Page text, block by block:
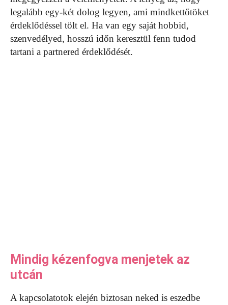
legalább egy-két dolog legyen, ami mindkettőtöket
érdeklődéssel tölt el. Ha van egy saját hobbid,
szenvedélyed, hosszú időn keresztül fenn tudod
tartani a partnered érdeklődését.
Mindig kézenfogva menjetek az
utcán
A kapcsolatotok elején biztosan neked is eszedbe